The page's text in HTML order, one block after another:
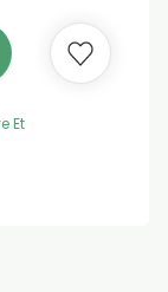
Et